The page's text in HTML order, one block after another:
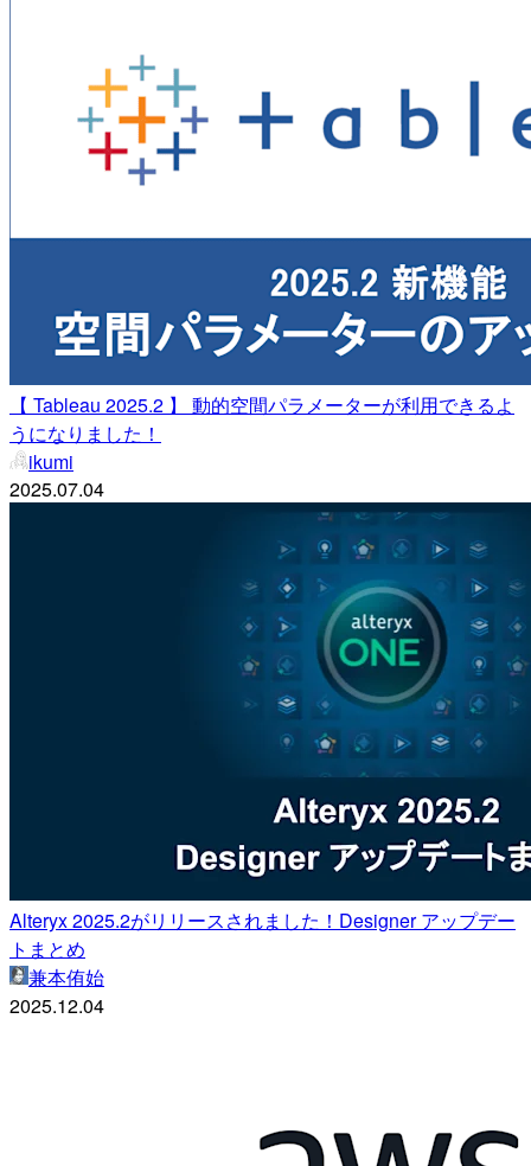
【 Tableau 2025.2 】 動的空間パラメーターが利用できるよ
うになりました！
ikumi
2025.07.04
Alteryx 2025.2がリリースされました！Designer アップデー
トまとめ
兼本侑始
2025.12.04